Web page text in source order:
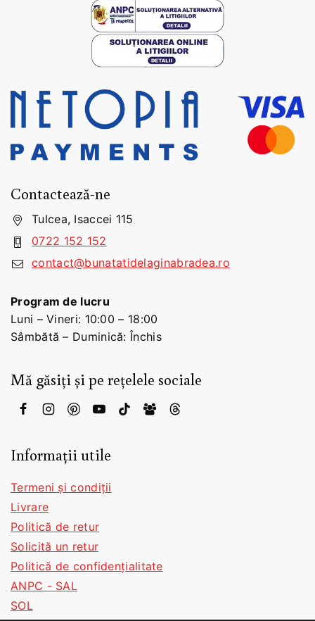
Contactează-ne
Tulcea, Isaccei 115
0722 152 152
contact@bunatatidelaginabradea.ro
Program de lucru
Luni – Vineri: 10:00 – 18:00
Sâmbătă – Duminică: Închis
Mă găsiți și pe rețelele sociale
Informații utile
Termeni și condiții
Livrare
Politică de retur
Solicită un retur
Politică de confidențialitate
ANPC - SAL
SOL